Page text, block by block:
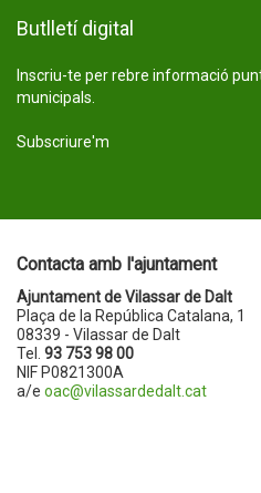
Butlletí digital
Inscriu-te per rebre informació
municipals.
Subscriure'm
Contacta amb l'ajuntament
Ajuntament de Vilassar de Dalt
Plaça de la República Catalana, 1
08339 - Vilassar de Dalt
Tel. 93 753 98 00
NIF P0821300A
a/e oac@vilassardedalt.cat